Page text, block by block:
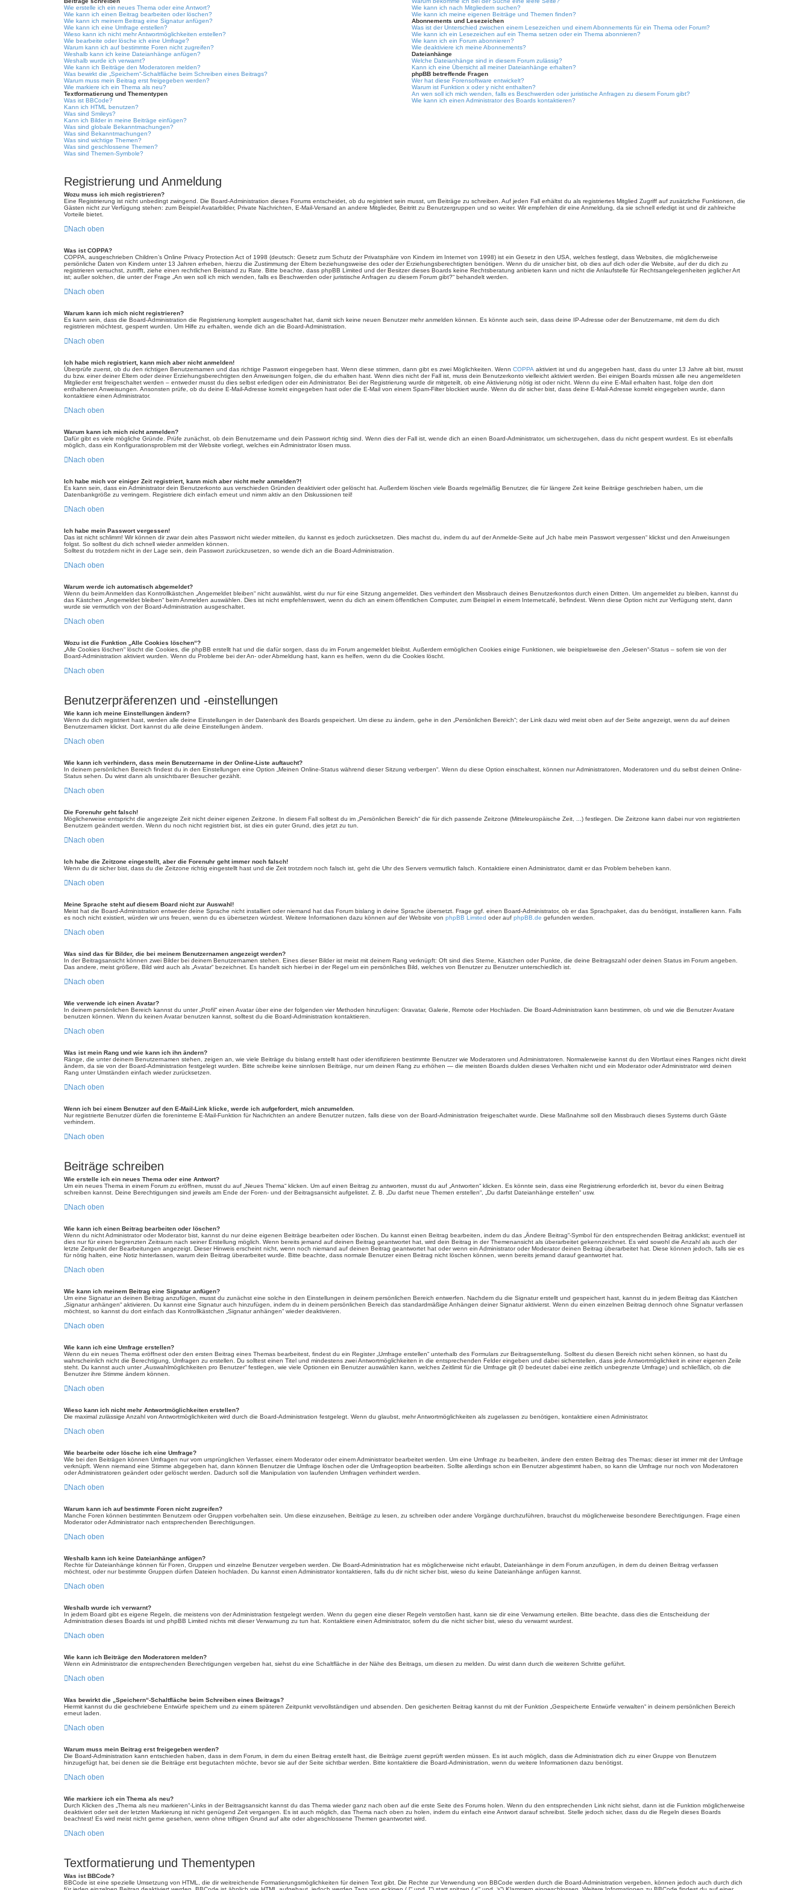
Wie erstelle ich ein neues Thema oder eine Antwort?
Wie kann ich einen Beitrag bearbeiten oder löschen?
Wie kann ich meinem Beitrag eine Signatur anfügen?
Wie kann ich eine Umfrage erstellen?
Wieso kann ich nicht mehr Antwortmöglichkeiten erstellen?
Wie bearbeite oder lösche ich eine Umfrage?
Warum kann ich auf bestimmte Foren nicht zugreifen?
Weshalb kann ich keine Dateianhänge anfügen?
Weshalb wurde ich verwarnt?
Wie kann ich Beiträge den Moderatoren melden?
Was bewirkt die „Speichern“-Schaltfläche beim Schreiben eines Beitrags?
Warum muss mein Beitrag erst freigegeben werden?
Wie markiere ich ein Thema als neu?
Textformatierung und Thementypen
Was ist BBCode?
Kann ich HTML benutzen?
Was sind Smileys?
Kann ich Bilder in meine Beiträge einfügen?
Was sind globale Bekanntmachungen?
Was sind Bekanntmachungen?
Was sind wichtige Themen?
Was sind geschlossene Themen?
Was sind Themen-Symbole?
Wie kann ich nach Mitgliedern suchen?
Wie kann ich meine eigenen Beiträge und Themen finden?
Abonnements und Lesezeichen
Was ist der Unterschied zwischen einem Lesezeichen und einem Abonnements für ein Thema oder Forum?
Wie kann ich ein Lesezeichen auf ein Thema setzen oder ein Thema abonnieren?
Wie kann ich ein Forum abonnieren?
Wie deaktiviere ich meine Abonnements?
Dateianhänge
Welche Dateianhänge sind in diesem Forum zulässig?
Kann ich eine Übersicht all meiner Dateianhänge erhalten?
phpBB betreffende Fragen
Wer hat diese Forensoftware entwickelt?
Warum ist Funktion x oder y nicht enthalten?
An wen soll ich mich wenden, falls es Beschwerden oder juristische Anfragen zu diesem Forum gibt?
Wie kann ich einen Administrator des Boards kontaktieren?
Registrierung und Anmeldung
Wozu muss ich mich registrieren?
Eine Registrierung ist nicht unbedingt zwingend. Die Board-Administration dieses Forums entscheidet, ob du registriert sein musst, um Beiträge zu schreiben. Auf jeden Fall erhältst du als registriertes Mitglied Zugriff auf zusätzliche Funktionen, die
Gästen nicht zur Verfügung stehen: zum Beispiel Avatarbilder, Private Nachrichten, E-Mail-Versand an andere Mitglieder, Beitritt zu Benutzergruppen und so weiter. Wir empfehlen dir eine Anmeldung, da sie schnell erledigt ist und dir zahlreiche
Vorteile bietet.
Nach oben
Was ist COPPA?
COPPA, ausgeschrieben Children’s Online Privacy Protection Act of 1998 (deutsch: Gesetz zum Schutz der Privatsphäre von Kindern im Internet von 1998) ist ein Gesetz in den USA, welches festlegt, dass Websites, die möglicherweise
persönliche Daten von Kindern unter 13 Jahren erheben, hierzu die Zustimmung der Eltern beziehungsweise des oder der Erziehungsberechtigten benötigen. Wenn du dir unsicher bist, ob dies auf dich oder die Website, auf der du dich zu
registrieren versuchst, zutrifft, ziehe einen rechtlichen Beistand zu Rate. Bitte beachte, dass phpBB Limited und der Besitzer dieses Boards keine Rechtsberatung anbieten kann und nicht die Anlaufstelle für Rechtsangelegenheiten jeglicher Art
ist; außer solchen, die unter der Frage „An wen soll ich mich wenden, falls es Beschwerden oder juristische Anfragen zu diesem Forum gibt?“ behandelt werden.
Nach oben
Warum kann ich mich nicht registrieren?
Es kann sein, dass die Board-Administration die Registrierung komplett ausgeschaltet hat, damit sich keine neuen Benutzer mehr anmelden können. Es könnte auch sein, dass deine IP-Adresse oder der Benutzername, mit dem du dich
registrieren möchtest, gesperrt wurden. Um Hilfe zu erhalten, wende dich an die Board-Administration.
Nach oben
Ich habe mich registriert, kann mich aber nicht anmelden!
Überprüfe zuerst, ob du den richtigen Benutzernamen und das richtige Passwort eingegeben hast. Wenn diese stimmen, dann gibt es zwei Möglichkeiten. Wenn COPPA aktiviert ist und du angegeben hast, dass du unter 13 Jahre alt bist, musst
du bzw. einer deiner Eltern oder deiner Erziehungsberechtigten den Anweisungen folgen, die du erhalten hast. Wenn dies nicht der Fall ist, muss dein Benutzerkonto vielleicht aktiviert werden. Bei einigen Boards müssen alle neu angemeldeten
Mitglieder erst freigeschaltet werden – entweder musst du dies selbst erledigen oder ein Administrator. Bei der Registrierung wurde dir mitgeteilt, ob eine Aktivierung nötig ist oder nicht. Wenn du eine E-Mail erhalten hast, folge den dort
enthaltenen Anweisungen. Ansonsten prüfe, ob du deine E-Mail-Adresse korrekt eingegeben hast oder die E-Mail von einem Spam-Filter blockiert wurde. Wenn du dir sicher bist, dass deine E-Mail-Adresse korrekt eingegeben wurde, dann
kontaktiere einen Administrator.
Nach oben
Warum kann ich mich nicht anmelden?
Dafür gibt es viele mögliche Gründe. Prüfe zunächst, ob dein Benutzername und dein Passwort richtig sind. Wenn dies der Fall ist, wende dich an einen Board-Administrator, um sicherzugehen, dass du nicht gesperrt wurdest. Es ist ebenfalls
möglich, dass ein Konfigurationsproblem mit der Website vorliegt, welches ein Administrator lösen muss.
Nach oben
Ich habe mich vor einiger Zeit registriert, kann mich aber nicht mehr anmelden?!
Es kann sein, dass ein Administrator dein Benutzerkonto aus verschieden Gründen deaktiviert oder gelöscht hat. Außerdem löschen viele Boards regelmäßig Benutzer, die für längere Zeit keine Beiträge geschrieben haben, um die
Datenbankgröße zu verringern. Registriere dich einfach erneut und nimm aktiv an den Diskussionen teil!
Nach oben
Ich habe mein Passwort vergessen!
Das ist nicht schlimm! Wir können dir zwar dein altes Passwort nicht wieder mitteilen, du kannst es jedoch zurücksetzen. Dies machst du, indem du auf der Anmelde-Seite auf „Ich habe mein Passwort vergessen“ klickst und den Anweisungen
folgst. So solltest du dich schnell wieder anmelden können.
Solltest du trotzdem nicht in der Lage sein, dein Passwort zurückzusetzen, so wende dich an die Board-Administration.
Nach oben
Warum werde ich automatisch abgemeldet?
Wenn du beim Anmelden das Kontrollkästchen „Angemeldet bleiben“ nicht auswählst, wirst du nur für eine Sitzung angemeldet. Dies verhindert den Missbrauch deines Benutzerkontos durch einen Dritten. Um angemeldet zu bleiben, kannst du
das Kästchen „Angemeldet bleiben“ beim Anmelden auswählen. Dies ist nicht empfehlenswert, wenn du dich an einem öffentlichen Computer, zum Beispiel in einem Internetcafé, befindest. Wenn diese Option nicht zur Verfügung steht, dann
wurde sie vermutlich von der Board-Administration ausgeschaltet.
Nach oben
Wozu ist die Funktion „Alle Cookies löschen“?
„Alle Cookies löschen“ löscht die Cookies, die phpBB erstellt hat und die dafür sorgen, dass du im Forum angemeldet bleibst. Außerdem ermöglichen Cookies einige Funktionen, wie beispielsweise den „Gelesen“-Status – sofern sie von der
Board-Administration aktiviert wurden. Wenn du Probleme bei der An- oder Abmeldung hast, kann es helfen, wenn du die Cookies löscht.
Nach oben
Benutzerpräferenzen und -einstellungen
Wie kann ich meine Einstellungen ändern?
Wenn du dich registriert hast, werden alle deine Einstellungen in der Datenbank des Boards gespeichert. Um diese zu ändern, gehe in den „Persönlichen Bereich“; der Link dazu wird meist oben auf der Seite angezeigt, wenn du auf deinen
Benutzernamen klickst. Dort kannst du alle deine Einstellungen ändern.
Nach oben
Wie kann ich verhindern, dass mein Benutzername in der Online-Liste auftaucht?
In deinem persönlichen Bereich findest du in den Einstellungen eine Option „Meinen Online-Status während dieser Sitzung verbergen“. Wenn du diese Option einschaltest, können nur Administratoren, Moderatoren und du selbst deinen Online-
Status sehen. Du wirst dann als unsichtbarer Besucher gezählt.
Nach oben
Die Forenuhr geht falsch!
Möglicherweise entspricht die angezeigte Zeit nicht deiner eigenen Zeitzone. In diesem Fall solltest du im „Persönlichen Bereich“ die für dich passende Zeitzone (Mitteleuropäische Zeit, ...) festlegen. Die Zeitzone kann dabei nur von registrierten
Benutzern geändert werden. Wenn du noch nicht registriert bist, ist dies ein guter Grund, dies jetzt zu tun.
Nach oben
Ich habe die Zeitzone eingestellt, aber die Forenuhr geht immer noch falsch!
Wenn du dir sicher bist, dass du die Zeitzone richtig eingestellt hast und die Zeit trotzdem noch falsch ist, geht die Uhr des Servers vermutlich falsch. Kontaktiere einen Administrator, damit er das Problem beheben kann.
Nach oben
Meine Sprache steht auf diesem Board nicht zur Auswahl!
Meist hat die Board-Administration entweder deine Sprache nicht installiert oder niemand hat das Forum bislang in deine Sprache übersetzt. Frage ggf. einen Board-Administrator, ob er das Sprachpaket, das du benötigst, installieren kann. Falls
es noch nicht existiert, würden wir uns freuen, wenn du es übersetzen würdest. Weitere Informationen dazu können auf der Website von phpBB Limited oder auf phpBB.de gefunden werden.
Nach oben
Was sind das für Bilder, die bei meinem Benutzernamen angezeigt werden?
In der Beitragsansicht können zwei Bilder bei deinem Benutzernamen stehen. Eines dieser Bilder ist meist mit deinem Rang verknüpft: Oft sind dies Sterne, Kästchen oder Punkte, die deine Beitragszahl oder deinen Status im Forum angeben.
Das andere, meist größere, Bild wird auch als „Avatar“ bezeichnet. Es handelt sich hierbei in der Regel um ein persönliches Bild, welches von Benutzer zu Benutzer unterschiedlich ist.
Nach oben
Wie verwende ich einen Avatar?
In deinem persönlichen Bereich kannst du unter „Profil“ einen Avatar über eine der folgenden vier Methoden hinzufügen: Gravatar, Galerie, Remote oder Hochladen. Die Board-Administration kann bestimmen, ob und wie die Benutzer Avatare
benutzen können. Wenn du keinen Avatar benutzen kannst, solltest du die Board-Administration kontaktieren.
Nach oben
Was ist mein Rang und wie kann ich ihn ändern?
Ränge, die unter deinem Benutzernamen stehen, zeigen an, wie viele Beiträge du bislang erstellt hast oder identifizieren bestimmte Benutzer wie Moderatoren und Administratoren. Normalerweise kannst du den Wortlaut eines Ranges nicht direkt
ändern, da sie von der Board-Administration festgelegt wurden. Bitte schreibe keine sinnlosen Beiträge, nur um deinen Rang zu erhöhen — die meisten Boards dulden dieses Verhalten nicht und ein Moderator oder Administrator wird deinen
Rang unter Umständen einfach wieder zurücksetzen.
Nach oben
Wenn ich bei einem Benutzer auf den E-Mail-Link klicke, werde ich aufgefordert, mich anzumelden.
Nur registrierte Benutzer dürfen die foreninterne E-Mail-Funktion für Nachrichten an andere Benutzer nutzen, falls diese von der Board-Administration freigeschaltet wurde. Diese Maßnahme soll den Missbrauch dieses Systems durch Gäste
verhindern.
Nach oben
Beiträge schreiben
Wie erstelle ich ein neues Thema oder eine Antwort?
Um ein neues Thema in einem Forum zu eröffnen, musst du auf „Neues Thema“ klicken. Um auf einen Beitrag zu antworten, musst du auf „Antworten“ klicken. Es könnte sein, dass eine Registrierung erforderlich ist, bevor du einen Beitrag
schreiben kannst. Deine Berechtigungen sind jeweils am Ende der Foren- und der Beitragsansicht aufgelistet. Z. B. „Du darfst neue Themen erstellen“, „Du darfst Dateianhänge erstellen“ usw.
Nach oben
Wie kann ich einen Beitrag bearbeiten oder löschen?
Wenn du nicht Administrator oder Moderator bist, kannst du nur deine eigenen Beiträge bearbeiten oder löschen. Du kannst einen Beitrag bearbeiten, indem du das „Ändere Beitrag“-Symbol für den entsprechenden Beitrag anklickst; eventuell ist
dies nur für einen begrenzten Zeitraum nach seiner Erstellung möglich. Wenn bereits jemand auf deinen Beitrag geantwortet hat, wird dein Beitrag in der Themenansicht als überarbeitet gekennzeichnet. Es wird sowohl die Anzahl als auch der
letzte Zeitpunkt der Bearbeitungen angezeigt. Dieser Hinweis erscheint nicht, wenn noch niemand auf deinen Beitrag geantwortet hat oder wenn ein Administrator oder Moderator deinen Beitrag überarbeitet hat. Diese können jedoch, falls sie es
für nötig halten, eine Notiz hinterlassen, warum dein Beitrag überarbeitet wurde. Bitte beachte, dass normale Benutzer einen Beitrag nicht löschen können, wenn bereits jemand darauf geantwortet hat.
Nach oben
Wie kann ich meinem Beitrag eine Signatur anfügen?
Um eine Signatur an deinen Beitrag anzufügen, musst du zunächst eine solche in den Einstellungen in deinem persönlichen Bereich entwerfen. Nachdem du die Signatur erstellt und gespeichert hast, kannst du in jedem Beitrag das Kästchen
„Signatur anhängen“ aktivieren. Du kannst eine Signatur auch hinzufügen, indem du in deinem persönlichen Bereich das standardmäßige Anhängen deiner Signatur aktivierst. Wenn du einen einzelnen Beitrag dennoch ohne Signatur verfassen
möchtest, so kannst du dort einfach das Kontrollkästchen „Signatur anhängen“ wieder deaktivieren.
Nach oben
Wie kann ich eine Umfrage erstellen?
Wenn du ein neues Thema eröffnest oder den ersten Beitrag eines Themas bearbeitest, findest du ein Register „Umfrage erstellen“ unterhalb des Formulars zur Beitragserstellung. Solltest du diesen Bereich nicht sehen können, so hast du
wahrscheinlich nicht die Berechtigung, Umfragen zu erstellen. Du solltest einen Titel und mindestens zwei Antwortmöglichkeiten in die entsprechenden Felder eingeben und dabei sicherstellen, dass jede Antwortmöglichkeit in einer eigenen Zeile
steht. Du kannst auch unter „Auswahlmöglichkeiten pro Benutzer“ festlegen, wie viele Optionen ein Benutzer auswählen kann, welches Zeitlimit für die Umfrage gilt (0 bedeutet dabei eine zeitlich unbegrenzte Umfrage) und schließlich, ob die
Benutzer ihre Stimme ändern können.
Nach oben
Wieso kann ich nicht mehr Antwortmöglichkeiten erstellen?
Die maximal zulässige Anzahl von Antwortmöglichkeiten wird durch die Board-Administration festgelegt. Wenn du glaubst, mehr Antwortmöglichkeiten als zugelassen zu benötigen, kontaktiere einen Administrator.
Nach oben
Wie bearbeite oder lösche ich eine Umfrage?
Wie bei den Beiträgen können Umfragen nur vom ursprünglichen Verfasser, einem Moderator oder einem Administrator bearbeitet werden. Um eine Umfrage zu bearbeiten, ändere den ersten Beitrag des Themas; dieser ist immer mit der Umfrage
verknüpft. Wenn niemand eine Stimme abgegeben hat, dann können Benutzer die Umfrage löschen oder die Umfrageoption bearbeiten. Sollte allerdings schon ein Benutzer abgestimmt haben, so kann die Umfrage nur noch von Moderatoren
oder Administratoren geändert oder gelöscht werden. Dadurch soll die Manipulation von laufenden Umfragen verhindert werden.
Nach oben
Warum kann ich auf bestimmte Foren nicht zugreifen?
Manche Foren können bestimmten Benutzern oder Gruppen vorbehalten sein. Um diese einzusehen, Beiträge zu lesen, zu schreiben oder andere Vorgänge durchzuführen, brauchst du möglicherweise besondere Berechtigungen. Frage einen
Moderator oder Administrator nach entsprechenden Berechtigungen.
Nach oben
Weshalb kann ich keine Dateianhänge anfügen?
Rechte für Dateianhänge können für Foren, Gruppen und einzelne Benutzer vergeben werden. Die Board-Administration hat es möglicherweise nicht erlaubt, Dateianhänge in dem Forum anzufügen, in dem du deinen Beitrag verfassen
möchtest, oder nur bestimmte Gruppen dürfen Dateien hochladen. Du kannst einen Administrator kontaktieren, falls du dir nicht sicher bist, wieso du keine Dateianhänge anfügen kannst.
Nach oben
Weshalb wurde ich verwarnt?
In jedem Board gibt es eigene Regeln, die meistens von der Administration festgelegt werden. Wenn du gegen eine dieser Regeln verstoßen hast, kann sie dir eine Verwarnung erteilen. Bitte beachte, dass dies die Entscheidung der
Administration dieses Boards ist und phpBB Limited nichts mit dieser Verwarnung zu tun hat. Kontaktiere einen Administrator, sofern du die nicht sicher bist, wieso du verwarnt wurdest.
Nach oben
Wie kann ich Beiträge den Moderatoren melden?
Wenn ein Administrator die entsprechenden Berechtigungen vergeben hat, siehst du eine Schaltfläche in der Nähe des Beitrags, um diesen zu melden. Du wirst dann durch die weiteren Schritte geführt.
Nach oben
Was bewirkt die „Speichern“-Schaltfläche beim Schreiben eines Beitrags?
Hiermit kannst du die geschriebene Entwürfe speichern und zu einem späteren Zeitpunkt vervollständigen und absenden. Den gesicherten Beitrag kannst du mit der Funktion „Gespeicherte Entwürfe verwalten“ in deinem persönlichen Bereich
erneut laden.
Nach oben
Warum muss mein Beitrag erst freigegeben werden?
Die Board-Administration kann entschieden haben, dass in dem Forum, in dem du einen Beitrag erstellt hast, die Beiträge zuerst geprüft werden müssen. Es ist auch möglich, dass die Administration dich zu einer Gruppe von Benutzern
hinzugefügt hat, bei denen sie die Beiträge erst begutachten möchte, bevor sie auf der Seite sichtbar werden. Bitte kontaktiere die Board-Administration, wenn du weitere Informationen dazu benötigst.
Nach oben
Wie markiere ich ein Thema als neu?
Durch Klicken des „Thema als neu markieren“-Links in der Beitragsansicht kannst du das Thema wieder ganz nach oben auf die erste Seite des Forums holen. Wenn du den entsprechenden Link nicht siehst, dann ist die Funktion möglicherweise
deaktiviert oder seit der letzten Markierung ist nicht genügend Zeit vergangen. Es ist auch möglich, das Thema nach oben zu holen, indem du einfach eine Antwort darauf schreibst. Stelle jedoch sicher, dass du die Regeln dieses Boards
beachtest! Es wird meist nicht gerne gesehen, wenn ohne triftigen Grund auf alte oder abgeschlossene Themen geantwortet wird.
Nach oben
Textformatierung und Thementypen
Was ist BBCode?
BBCode ist eine spezielle Umsetzung von HTML, die dir weitreichende Formatierungsmöglichkeiten für deinen Text gibt. Die Rechte zur Verwendung von BBCode werden durch die Board-Administration vergeben, können jedoch auch durch dich